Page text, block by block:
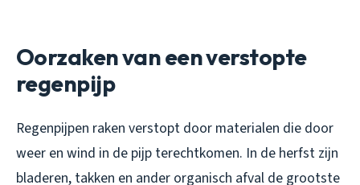
Oorzaken van een verstopte
regenpijp
Regenpijpen raken verstopt door materialen die door
weer en wind in de pijp terechtkomen. In de herfst zijn
bladeren, takken en ander organisch afval de grootste